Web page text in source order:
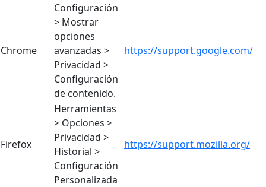
Chrome
Configuración
> Mostrar
opciones
avanzadas >
Privacidad >
Configuración
de contenido.
https://support.google.com/
Firefox
Herramientas
> Opciones >
Privacidad >
Historial >
Configuración
Personalizada
https://support.mozilla.org/